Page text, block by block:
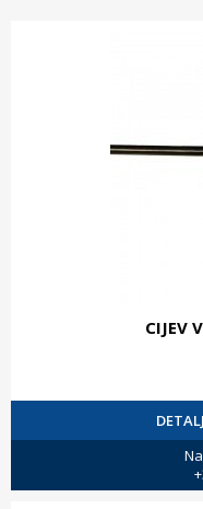
CIJEV